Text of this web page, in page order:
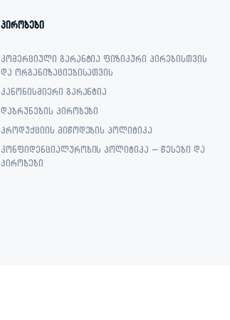
პირობები
კომერციული გარანტია ფიზიკური პირებისთვის
და ორგანიზაციებისათვის
კანონისმიერი გარანტია
დაბრუნების პირობები
პროდუქციის მიწოდების პოლიტიკა
კონფიდენციალურობის პოლიტიკა – წესები და
პირობები